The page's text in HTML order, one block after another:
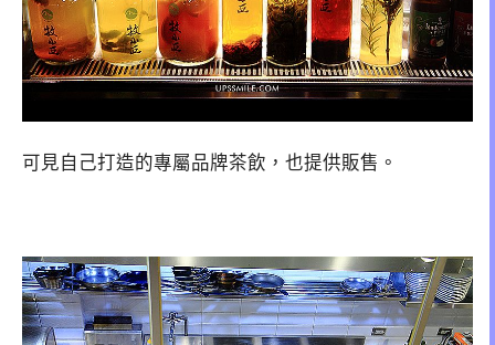
可見自己打造的專屬品牌茶飲，也提供販售。